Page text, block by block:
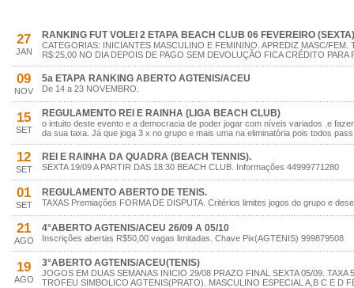
27
JAN
RANKING FUT VOLEI 2 ETAPA BEACH CLUB 06 FEVEREIRO (SEXTA)
CATEGORIAS: INICIANTES MASCULINO E FEMININO. APREDIZ MASC/FEM.
R$:25,00 NO DIA DEPOIS DE PAGO SEM DEVOLUÇÃO FICA CRÉDITO PARA
09
NOV
5a ETAPA RANKING ABERTO AGTENIS/ACEU
De 14 a 23 NOVEMBRO.
15
SET
REGULAMENTO REI E RAINHA (LIGA BEACH CLUB)
o intuito deste evento e a democracia de poder jogar com níveis variados .e
da sua taxa. Já que joga 3 x no grupo e mais uma na eliminatória pois todos pass
12
SET
REI E RAINHA DA QUADRA (BEACH TENNIS).
SEXTA 19/09 A PARTIR DAS 18:30 BEACH CLUB. Informações 44999771280
01
SET
REGULAMENTO ABERTO DE TENIS.
TAXAS Premiações FORMA DE DISPUTA. Critérios limites jogos do grupo e
21
AGO
4°ABERTO AGTENIS/ACEU 26/09 A 05/10
Inscrições abertas R$50,00 vagas limitadas. Chave Pix(AGTENIS) 999879508
19
AGO
3°ABERTO AGTENIS/ACEU(TENIS)
JOGOS EM DUAS SEMANAS INICIO 29/08 PRAZO FINAL SEXTA 05/09. TAXA
TROFEU SIMBOLICO AGTENIS(PRATO). MASCULINO ESPECIAL A,B C E D